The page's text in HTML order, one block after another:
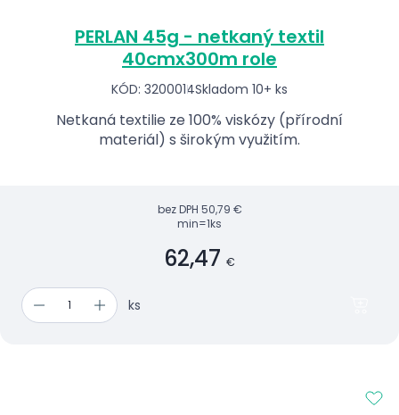
PERLAN 45g - netkaný textil
40cmx300m role
KÓD: 3200014Skladom 10+ ks
Netkaná textilie ze 100% viskózy (přírodní
materiál) s širokým využitím.
bez DPH 50,79 €
min=1ks
62,47 €
ks